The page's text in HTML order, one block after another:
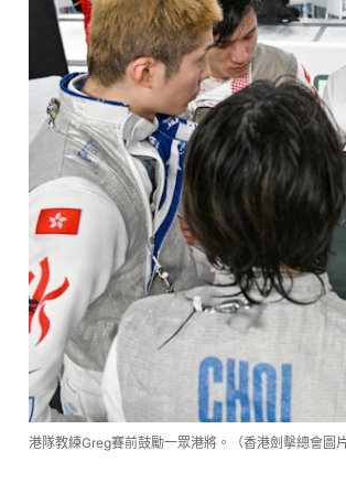
港隊教練Greg賽前鼓勵一眾港將。（香港劍擊總會圖